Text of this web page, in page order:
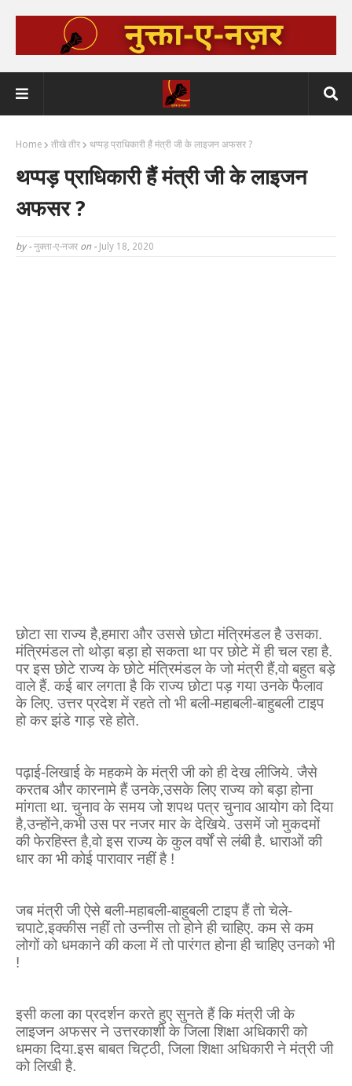
Home तीखे तीर थप्पड़ प्राधिकारी हैं मंत्री जी के लाइजन अफसर ?
थप्पड़ प्राधिकारी हैं मंत्री जी के लाइजन
अफसर ?
by - नुक्ता-ए-नजर on - July 18, 2020
छोटा सा राज्य है,हमारा और उससे छोटा मंत्रिमंडल है उसका.
मंत्रिमंडल तो थोड़ा बड़ा हो सकता था पर छोटे में ही चल रहा है.
पर इस छोटे राज्य के छोटे मंत्रिमंडल के जो मंत्री हैं,वो बहुत बड़े
वाले हैं. कई बार लगता है कि राज्य छोटा पड़ गया उनके फैलाव
के लिए. उत्तर प्रदेश में रहते तो भी बली-महाबली-बाहुबली टाइप
हो कर झंडे गाड़ रहे होते.
पढ़ाई-लिखाई के महकमे के मंत्री जी को ही देख लीजिये. जैसे
करतब और कारनामे हैं उनके,उसके लिए राज्य को बड़ा होना
मांगता था. चुनाव के समय जो शपथ पत्र चुनाव आयोग को दिया
है,उन्होंने,कभी उस पर नजर मार के देखिये. उसमें जो मुकदमों
की फेरहिस्त है,वो इस राज्य के कुल वर्षों से लंबी है. धाराओं की
धार का भी कोई पारावार नहीं है !
जब मंत्री जी ऐसे बली-महाबली-बाहुबली टाइप हैं तो चेले-
चपाटे,इक्कीस नहीं तो उन्नीस तो होने ही चाहिए. कम से कम
लोगों को धमकाने की कला में तो पारंगत होना ही चाहिए उनको भी
!
इसी कला का प्रदर्शन करते हुए सुनते हैं कि मंत्री जी के
लाइजन अफसर ने उत्तरकाशी के जिला शिक्षा अधिकारी को
धमका दिया.इस बाबत चिट्ठी, जिला शिक्षा अधिकारी ने मंत्री जी
को लिखी है.